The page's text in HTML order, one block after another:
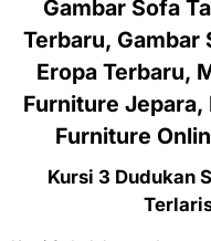
Gambar Sofa
Terbaru, Gambar
Eropa Terbaru,
Furniture
Furniture
Kursi 3 Dudukan